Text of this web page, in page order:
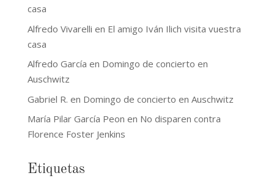
casa
Alfredo Vivarelli en El amigo Iván Ilich visita vuestra
casa
Alfredo García en Domingo de concierto en
Auschwitz
Gabriel R. en Domingo de concierto en Auschwitz
María Pilar García Peon en No disparen contra
Florence Foster Jenkins
Etiquetas